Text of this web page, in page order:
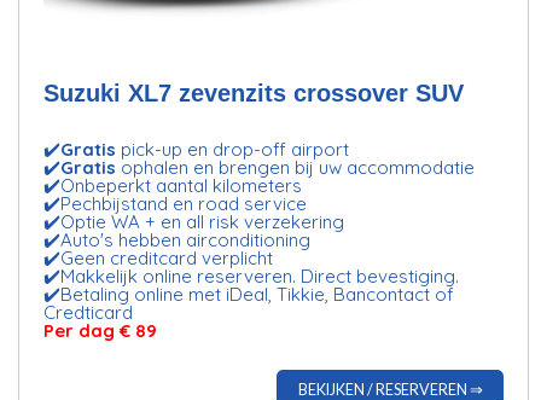
Suzuki XL7 zevenzits crossover SUV
✔️Gratis pick-up en drop-off airport
✔️Gratis ophalen en brengen bij uw accommodatie
✔️Onbeperkt aantal kilometers
✔️Pechbijstand en road service
✔️Optie WA + en all risk verzekering
✔️Auto's hebben airconditioning
✔️Geen creditcard verplicht
✔️Makkelijk online reserveren. Direct bevestiging.
✔️Betaling online met iDeal, Tikkie, Bancontact of
Credticard
Per dag € 89
BEKIJKEN / RESERVEREN ⇒